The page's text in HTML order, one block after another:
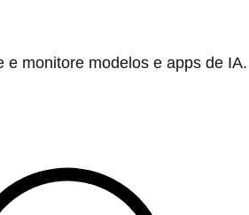
e monitore modelos e apps de IA.